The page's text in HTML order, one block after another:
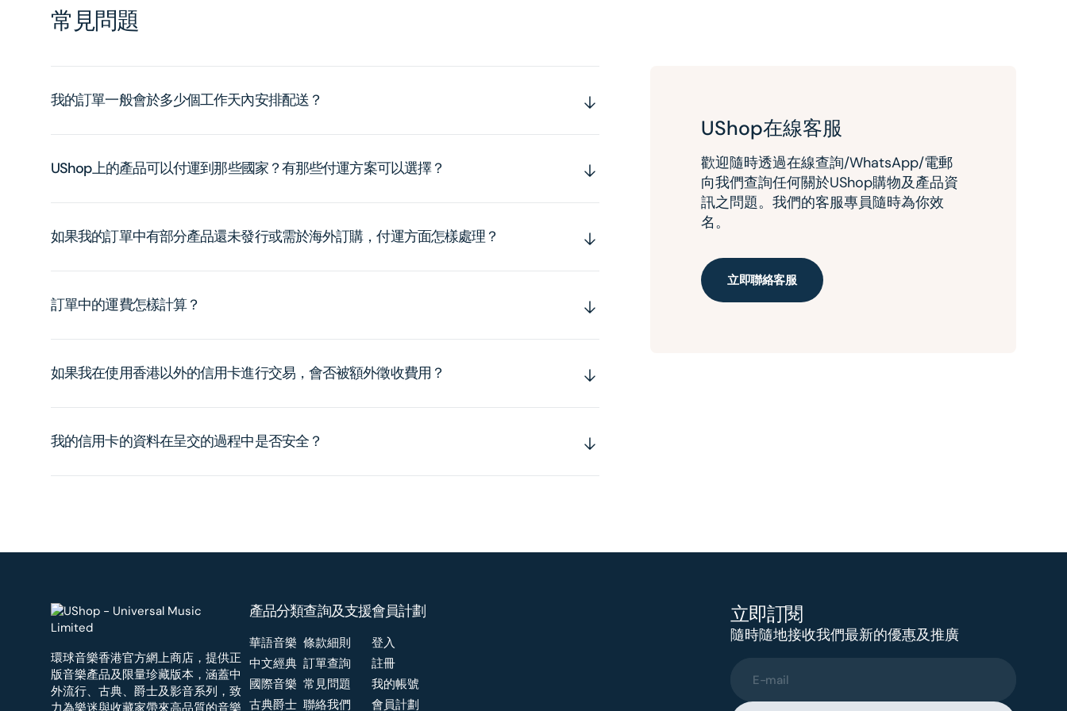
常見問題
我的訂單一般會於多少個工作天內安排配送？
UShop上的產品可以付運到那些國家？有那些付運方案可以選擇？
如果我的訂單中有部分產品還未發行或需於海外訂購，付運方面怎樣處理？
訂單中的運費怎樣計算？
如果我在使用香港以外的信用卡進行交易，會否被額外徵收費用？
我的信用卡的資料在呈交的過程中是否安全？
UShop在線客服
歡迎隨時透過在線查詢/WhatsApp/電郵
向我們查詢任何關於UShop購物及產品資
訊之問題。我們的客服專員隨時為你效
名。
立即聯絡客服
環球音樂香港官方網上商店，提供正
版音樂產品及限量珍藏版本，涵蓋中
外流行、古典、爵士及影音系列，致
產品分類
華語音樂
中文經典
國際音樂
古典爵士
查詢及支援
條款細則
訂單查詢
常見問題
聯絡我們
會員計劃
登入
註冊
我的帳號
會員計劃
立即訂閱
隨時隨地接收我們最新的優惠及推廣
E-mail